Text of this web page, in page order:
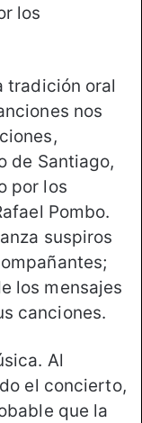
los
tradición oral
nos
de Santiago,
por los
Pombo.
suspiros
los mensajes
canciones.
Al
el concierto,
que la